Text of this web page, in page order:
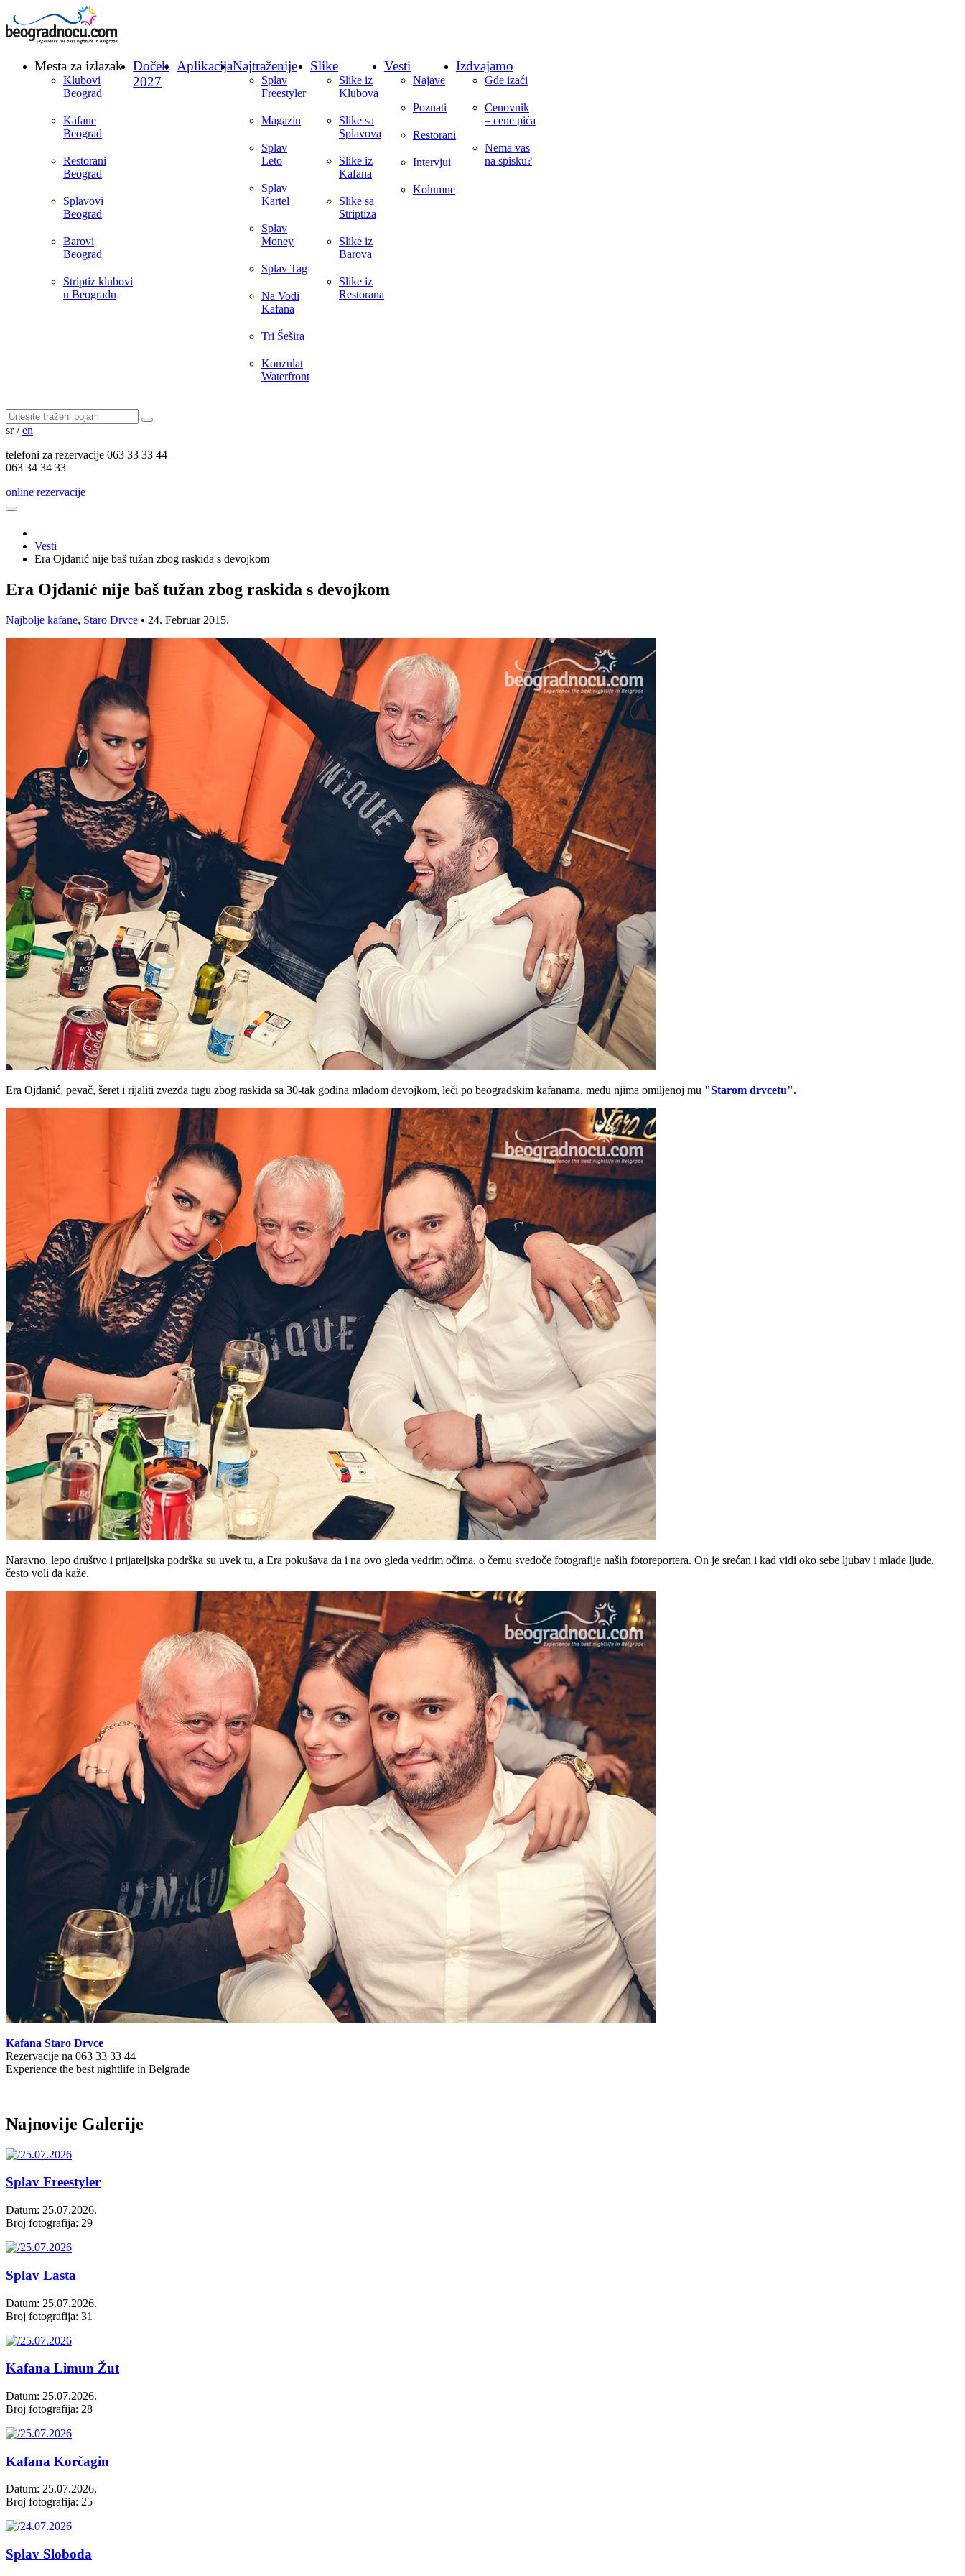
Mesta za izlazak
Klubovi
Beograd
Kafane
Beograd
Restorani
Beograd
Splavovi
Beograd
Barovi
Beograd
Striptiz klubovi
u Beogradu
Doček
2027
AplikacijaNajtraženije
Splav
Freestyler
Magazin
Splav
Leto
Splav
Kartel
Splav
Money
Splav Tag
Na Vodi
Kafana
Tri Šešira
Konzulat
Waterfront
Slike
Slike iz
Klubova
Slike sa
Splavova
Slike iz
Kafana
Slike sa
Striptiza
Slike iz
Barova
Slike iz
Restorana
Vesti
Najave
Poznati
Restorani
Intervjui
Kolumne
Izdvajamo
Gde izaći
Cenovnik
– cene pića
Nema vas
na spisku?
sr / en
telefoni za rezervacije 063 33 33 44
063 34 34 33
online rezervacije
Vesti
Era Ojdanić nije baš tužan zbog raskida s devojkom
Era Ojdanić nije baš tužan zbog raskida s devojkom
Najbolje kafane, Staro Drvce • 24. Februar 2015.
Era Ojdanić, pevač, šeret i rijaliti zvezda tugu zbog raskida sa 30-tak godina mlađom devojkom, leči po beogradskim kafanama, među njima omiljenoj mu "Starom drvcetu".
Naravno, lepo društvo i prijateljska podrška su uvek tu, a Era pokušava da i na ovo gleda vedrim očima, o čemu svedoče fotografije naših fotoreportera. On je srećan i kad vidi oko sebe ljubav i mlade ljude,
često voli da kaže.
Kafana Staro Drvce
Rezervacije na 063 33 33 44
Experience the best nightlife in Belgrade
Najnovije Galerije
Splav Freestyler
Datum: 25.07.2026.
Broj fotografija: 29
Splav Lasta
Datum: 25.07.2026.
Broj fotografija: 31
Kafana Limun Žut
Datum: 25.07.2026.
Broj fotografija: 28
Kafana Korčagin
Datum: 25.07.2026.
Broj fotografija: 25
Splav Sloboda